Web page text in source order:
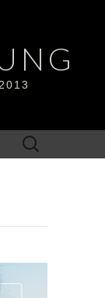
Suchen
nach: